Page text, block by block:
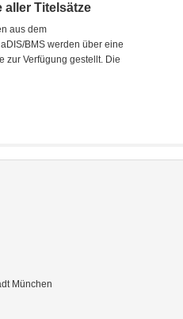
aller Titelsätze
aus dem
BMS werden über eine
zur Verfügung gestellt. Die
München